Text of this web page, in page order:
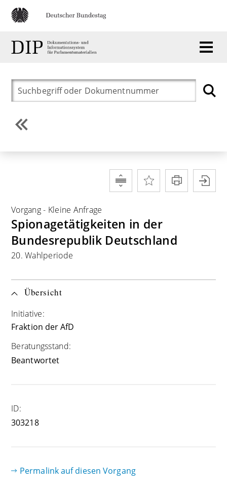
Vorgang- Kleine Anfrage
Spionagetätigkeiten in der
Bundesrepublik Deutschland
20. Wahlperiode
Übersicht
Initiative:
Fraktion der AfD
Beratungsstand:
Beantwortet
ID:
303218
Permalink auf diesen Vorgang